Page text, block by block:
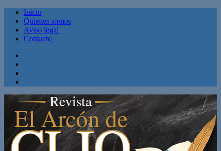
Inicio
Quienes somos
Aviso legal
Contacto